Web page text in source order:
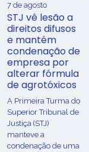
7 de agosto
STJ vê lesão a
direitos difusos
e mantém
condenação de
empresa por
alterar fórmula
de agrotóxicos
​A Primeira Turma do
Superior Tribunal de
Justiça (STJ)
manteve a
condenação de uma